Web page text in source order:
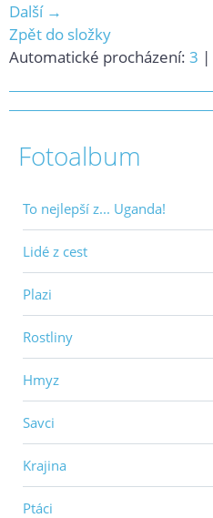
Další →
Zpět do složky
Automatické procházení: 3 |
Fotoalbum
To nejlepší z... Uganda!
Lidé z cest
Plazi
Rostliny
Hmyz
Savci
Krajina
Ptáci